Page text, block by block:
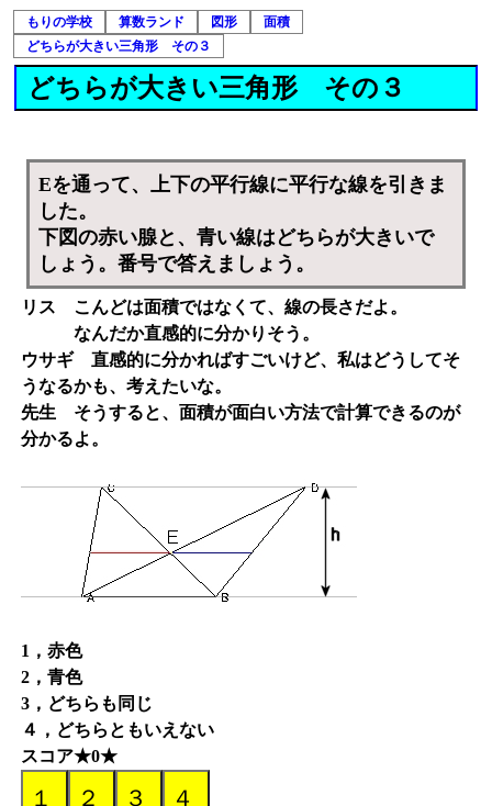
もりの学校 算数ランド 図形
面積
どちらが大きい三角形 その３
どちらが大きい三角形 その３
Eを通って、上下の平行線に平行な線を引きま
した。
下図の赤い腺と、青い線はどちらが大きいで
しょう。番号で答えましょう。
リス こんどは面積ではなくて、線の長さだよ。
なんだか直感的に分かりそう。
ウサギ 直感的に分かればすごいけど、私はどうしてそ
うなるかも、考えたいな。
先生 そうすると、面積が面白い方法で計算できるのが
分かるよ。
1，赤色
2，青色
3，どちらも同じ
４，どちらともいえない
スコア★0★